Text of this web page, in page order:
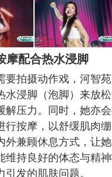
摩配合热水浸脚
要拍摄动作戏，河智
水浸脚（泡脚）来放
解压力。同时，她亦
行按摩，以舒缓肌肉
外兼顾休息方式，让
维持良好的体态与精
引发的肌肤问题。